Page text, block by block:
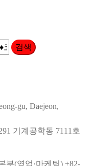
검색
gu, Daejeon,
기계공학동 7111호
부(영업·마케팅) +82-